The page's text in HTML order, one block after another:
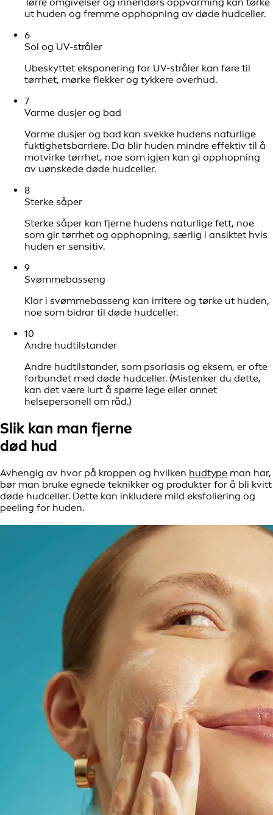
ut huden og fremme opphopning av døde hudceller.
6
Sol og UV-stråler
Ubeskyttet eksponering for UV-stråler kan føre til
tørrhet, mørke flekker og tykkere overhud.
7
Varme dusjer og bad
Varme dusjer og bad kan svekke hudens naturlige
fuktighetsbarriere. Da blir huden mindre effektiv til å
motvirke tørrhet, noe som igjen kan gi opphopning
av uønskede døde hudceller.
8
Sterke såper
Sterke såper kan fjerne hudens naturlige fett, noe
som gir tørrhet og opphopning, særlig i ansiktet hvis
huden er sensitiv.
9
Svømmebasseng
Klor i svømmebasseng kan irritere og tørke ut huden,
noe som bidrar til døde hudceller.
10
Andre hudtilstander
Andre hudtilstander, som psoriasis og eksem, er ofte
forbundet med døde hudceller. (Mistenker du dette,
kan det være lurt å spørre lege eller annet
helsepersonell om råd.)
Slik kan man fjerne
død hud
Avhengig av hvor på kroppen og hvilken hudtype man har,
bør man bruke egnede teknikker og produkter for å bli kvitt
døde hudceller. Dette kan inkludere mild eksfoliering og
peeling for huden.